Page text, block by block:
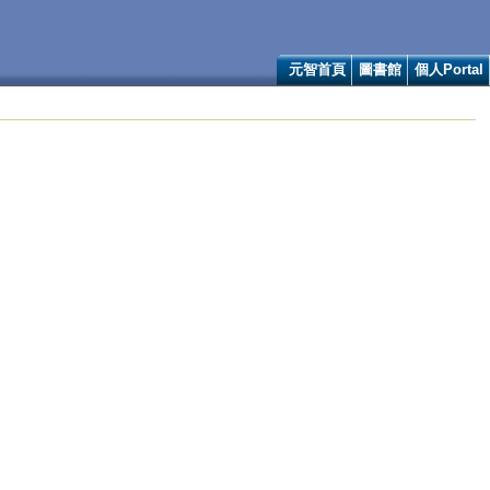
元智首頁 圖書館 個人Portal